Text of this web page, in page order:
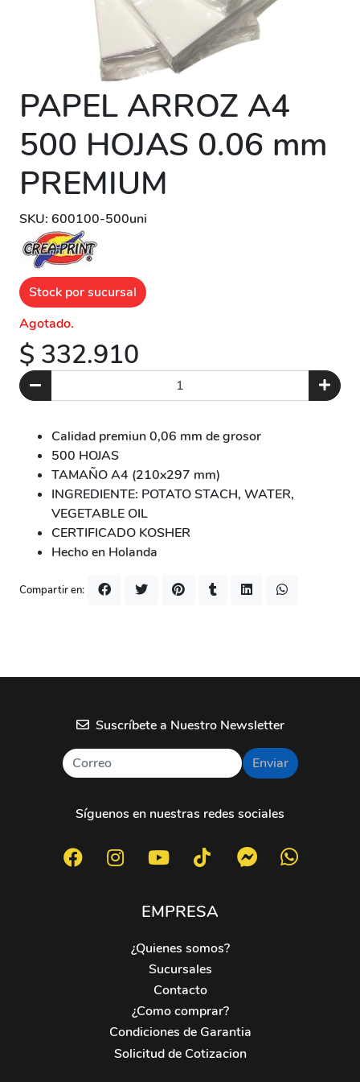
PAPEL ARROZ A4
500 HOJAS 0.06 mm
PREMIUM
SKU: 600100-500uni
Stock por sucursal
Agotado.
$ 332.910
Calidad premiun 0,06 mm de grosor
500 HOJAS
TAMAÑO A4 (210x297 mm)
INGREDIENTE: POTATO STACH, WATER,
VEGETABLE OIL
CERTIFICADO KOSHER
Hecho en Holanda
Compartir en:
Suscríbete a Nuestro Newsletter
Enviar
Síguenos en nuestras redes sociales
EMPRESA
¿Quienes somos?
Sucursales
Contacto
¿Como comprar?
Condiciones de Garantia
Solicitud de Cotizacion